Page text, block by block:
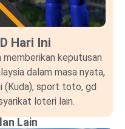
Hari Ini
memberikan keputusan
dalam masa nyata,
(Kuda), sport toto, gd
loteri lain.
Lain